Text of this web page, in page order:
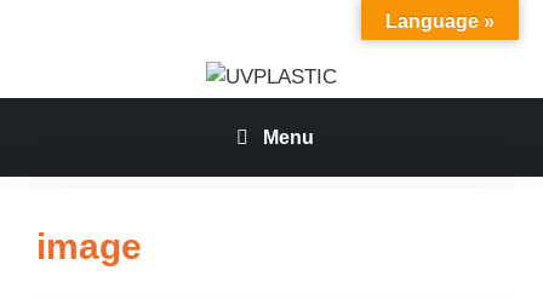
Menu
image
Language »